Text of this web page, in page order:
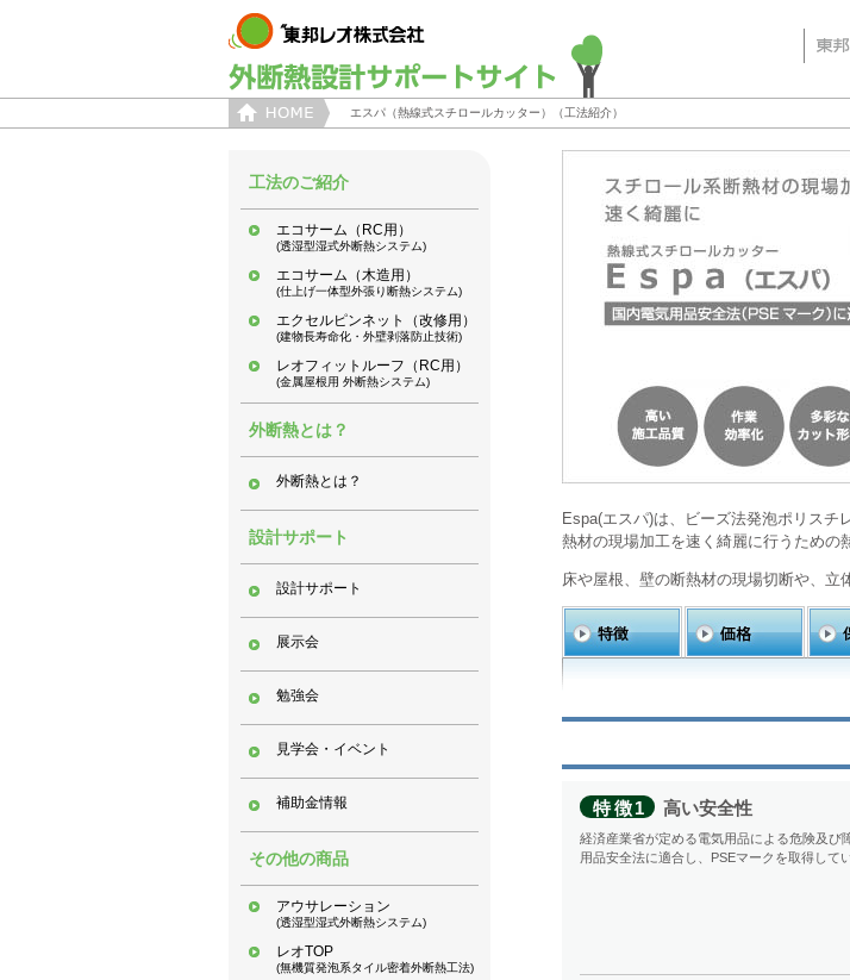
エスパ（熱線式スチロールカッター）（工法紹介）
Espa(エスパ)は、ビーズ法発泡ポリス
熱材の現場加工を速く綺麗に行うための
床や屋根、壁の断熱材の現場切断や、立
特徴1 高い安全性
経済産業省が定める電気用品による危険及び
用品安全法に適合し、PSEマークを取得して
工法のご紹介
エコサーム（RC用）
(透湿型湿式外断熱システム)
エコサーム（木造用）
(仕上げ一体型外張り断熱システム)
エクセルピンネット（改修用）
(建物長寿命化・外壁剥落防止技術)
レオフィットルーフ（RC用）
(金属屋根用 外断熱システム)
外断熱とは？
外断熱とは？
設計サポート
設計サポート
展示会
勉強会
見学会・イベント
補助金情報
その他の商品
アウサレーション
(透湿型湿式外断熱システム)
レオTOP
(無機質発泡系タイル密着外断熱工法)